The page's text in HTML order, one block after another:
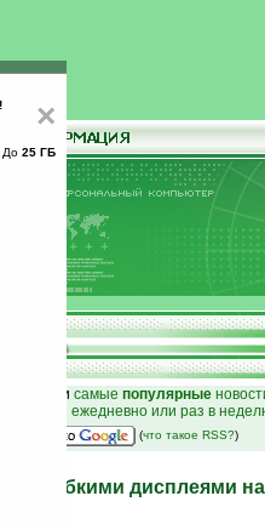
25
и самые популярные
на email ежедневно или раз в
(что такое RSS?)
с гибкими дисплеями
×
До 25 ГБ